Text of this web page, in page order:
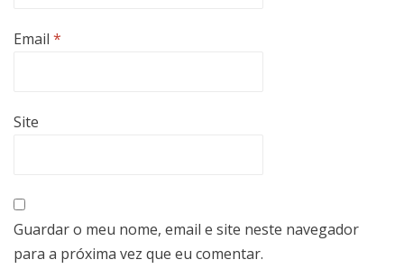
Email *
Site
Guardar o meu nome, email e site neste navegador
para a próxima vez que eu comentar.